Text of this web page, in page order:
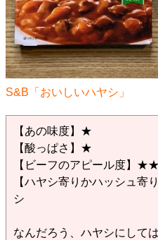
S&B「おいしいハヤシ」
【あの味度】★
【酸っぱさ】★
【ビーフのアピール度】★★
【ハヤシ寄りかハッシュ寄
シ
なんだろう、ハヤシにして